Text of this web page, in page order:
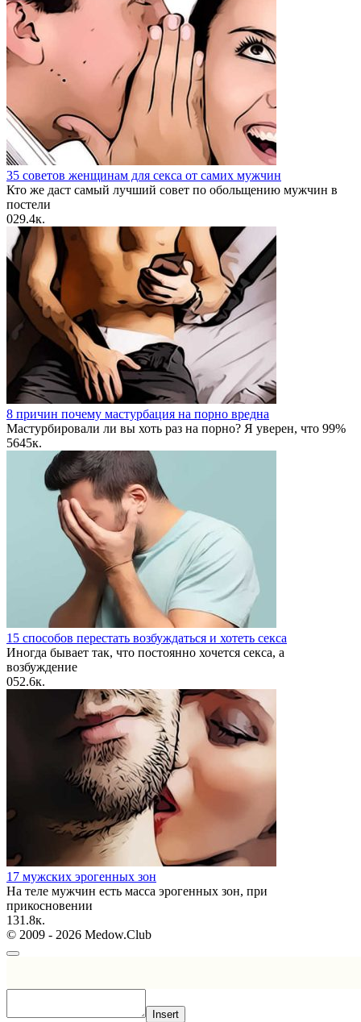
35 советов женщинам для секса от самих мужчин
Кто же даст самый лучший совет по обольщению мужчин в
постели
029.4к.
8 причин почему мастурбация на порно вредна
Мастурбировали ли вы хоть раз на порно? Я уверен, что 99%
5645к.
15 способов перестать возбуждаться и хотеть секса
Иногда бывает так, что постоянно хочется секса, а
возбуждение
052.6к.
17 мужских эрогенных зон
На теле мужчин есть масса эрогенных зон, при
прикосновении
131.8к.
© 2009 - 2026 Medow.Club
Insert